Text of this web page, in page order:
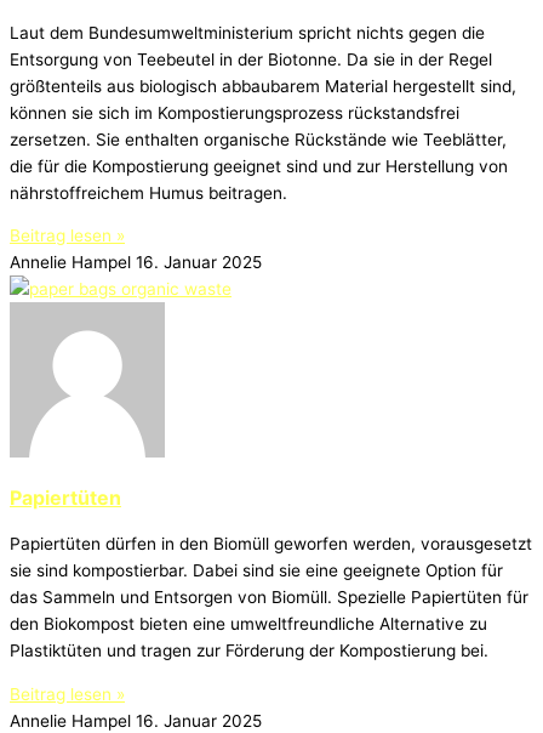
Laut dem Bundesumweltministerium spricht nichts gegen die
Entsorgung von Teebeutel in der Biotonne. Da sie in der Regel
größtenteils aus biologisch abbaubarem Material hergestellt sind,
können sie sich im Kompostierungsprozess rückstandsfrei
zersetzen. Sie enthalten organische Rückstände wie Teeblätter,
die für die Kompostierung geeignet sind und zur Herstellung von
nährstoffreichem Humus beitragen.
Beitrag lesen »
Annelie Hampel 16. Januar 2025
Papiertüten
Papiertüten dürfen in den Biomüll geworfen werden, vorausgesetzt
sie sind kompostierbar. Dabei sind sie eine geeignete Option für
das Sammeln und Entsorgen von Biomüll. Spezielle Papiertüten für
den Biokompost bieten eine umweltfreundliche Alternative zu
Plastiktüten und tragen zur Förderung der Kompostierung bei.
Beitrag lesen »
Annelie Hampel 16. Januar 2025